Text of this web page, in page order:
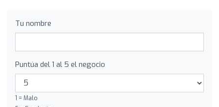
Tu nombre
Puntúa del 1 al 5 el negocio
1 = Malo